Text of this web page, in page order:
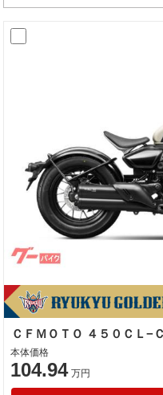
ＣＦＭＯＴＯ ４５０ＣＬ−
本体価格
104.94 万円